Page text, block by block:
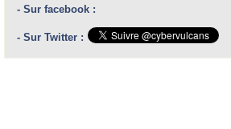
- Sur facebook :
- Sur Twitter :